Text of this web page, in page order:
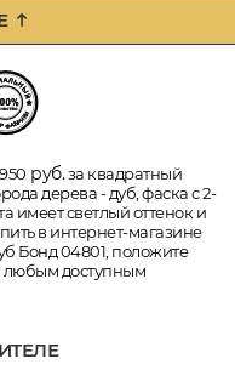
руб.за квадратный
дерева - дуб, фаска с 2-
имеет светлый оттенок и
в интернет-магазине
Бонд 04801, положите
любым доступным